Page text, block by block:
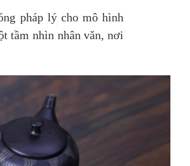
pháp lý cho mô hình
tầm nhìn nhân văn, nơi